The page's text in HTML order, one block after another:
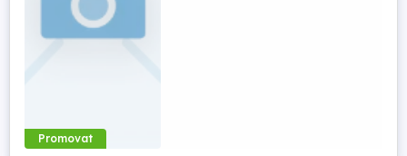
Promovat